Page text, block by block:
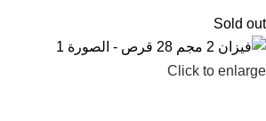
Sold out
Click to enlarge